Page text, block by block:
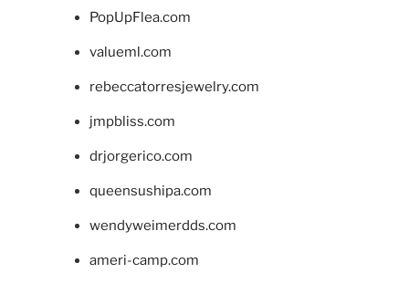
PopUpFlea.com
valueml.com
rebeccatorresjewelry.com
jmpbliss.com
drjorgerico.com
queensushipa.com
wendyweimerdds.com
ameri-camp.com